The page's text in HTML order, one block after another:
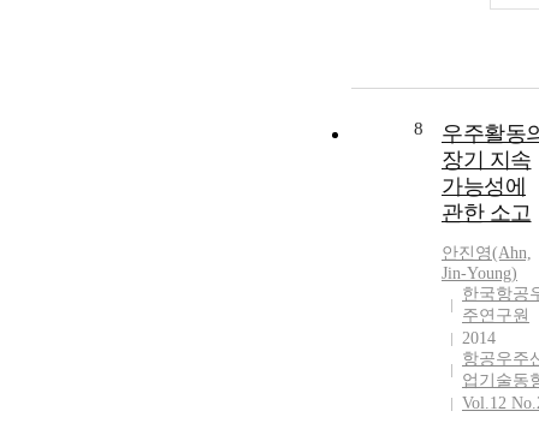
8
우주활동
장기 지속
가능성에
관한 소고
안진영(Ahn,
Jin-Young)
한국항공
주연구원
2014
항공우주
업기술동
Vol.12